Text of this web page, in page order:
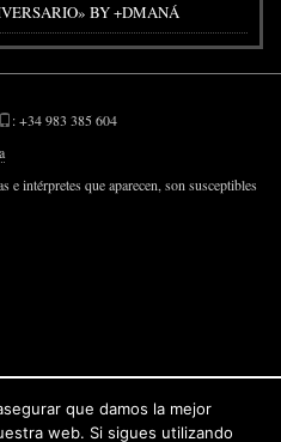
BY +DMANÁ
: +34 983 385 604
e intérpretes que aparecen, son susceptibles
que damos la mejor
web. Si sigues utilizando